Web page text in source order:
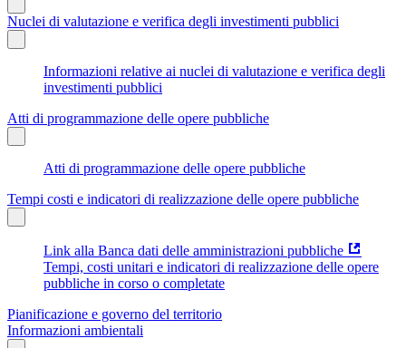
Nuclei di valutazione e verifica degli investimenti pubblici
Informazioni relative ai nuclei di valutazione e verifica degli
investimenti pubblici
Atti di programmazione delle opere pubbliche
Atti di programmazione delle opere pubbliche
Tempi costi e indicatori di realizzazione delle opere pubbliche
Link alla Banca dati delle amministrazioni pubbliche
Tempi, costi unitari e indicatori di realizzazione delle opere
pubbliche in corso o completate
Pianificazione e governo del territorio
Informazioni ambientali